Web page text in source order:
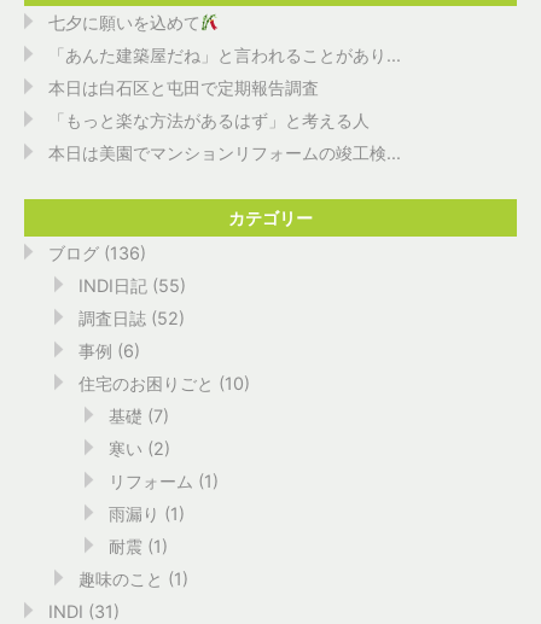
七夕に願いを込めて
「あんた建築屋だね」と言われることがあり...
本日は白石区と屯田で定期報告調査
「もっと楽な方法があるはず」と考える人
本日は美園でマンションリフォームの竣工検...
カテゴリー
ブログ (136)
INDI日記 (55)
調査日誌 (52)
事例 (6)
住宅のお困りごと (10)
基礎 (7)
寒い (2)
リフォーム (1)
雨漏り (1)
耐震 (1)
趣味のこと (1)
INDI (31)